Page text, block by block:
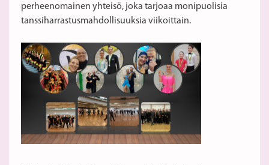
perheenomainen yhteisö, joka tarjoaa monipuolisia
tanssiharrastusmahdollisuuksia viikoittain.